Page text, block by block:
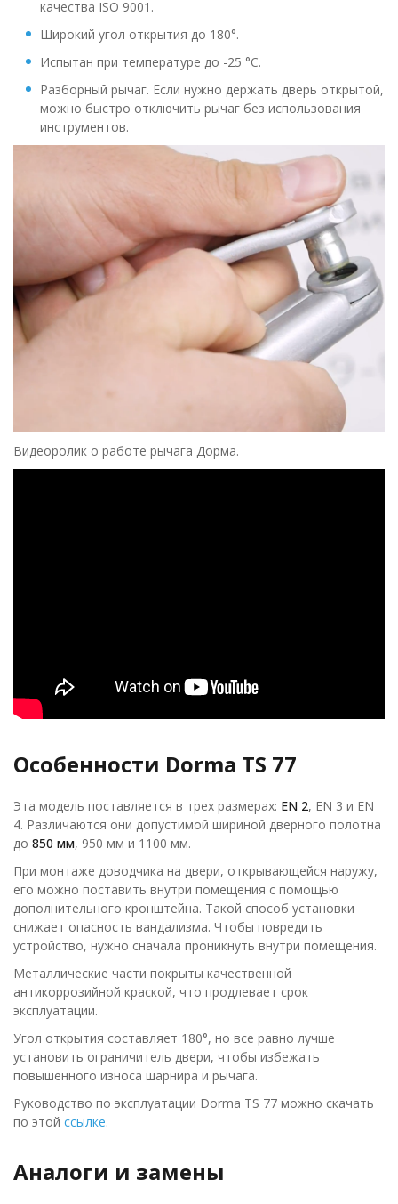
качества ISO 9001.
Широкий угол открытия до 180°.
Испытан при температуре до -25 °C.
Разборный рычаг. Если нужно держать дверь открытой,
можно быстро отключить рычаг без использования
инструментов.
Видеоролик о работе рычага Дорма.
Особенности Dorma TS 77
Эта модель поставляется в трех размерах: EN 2, EN 3 и EN
4. Различаются они допустимой шириной дверного полотна
до 850 мм, 950 мм и 1100 мм.
При монтаже доводчика на двери, открывающейся наружу,
его можно поставить внутри помещения с помощью
дополнительного кронштейна. Такой способ установки
снижает опасность вандализма. Чтобы повредить
устройство, нужно сначала проникнуть внутри помещения.
Металлические части покрыты качественной
антикоррозийной краской, что продлевает срок
эксплуатации.
Угол открытия составляет 180°, но все равно лучше
установить ограничитель двери, чтобы избежать
повышенного износа шарнира и рычага.
Руководство по эксплуатации Dorma TS 77 можно скачать
по этой ссылке.
Аналоги и замены